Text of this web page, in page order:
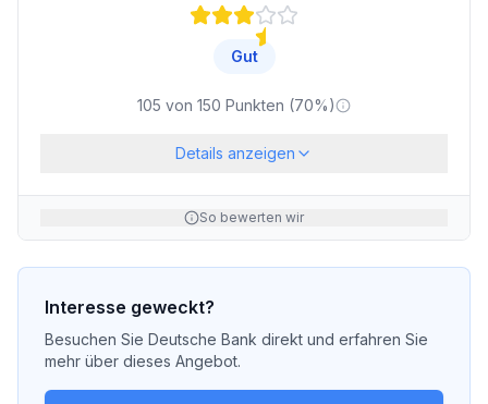
Gut
105 von 150 Punkten (70%)
Details anzeigen
So bewerten wir
Interesse geweckt?
Besuchen Sie Deutsche Bank direkt und erfahren Sie
mehr über dieses Angebot.